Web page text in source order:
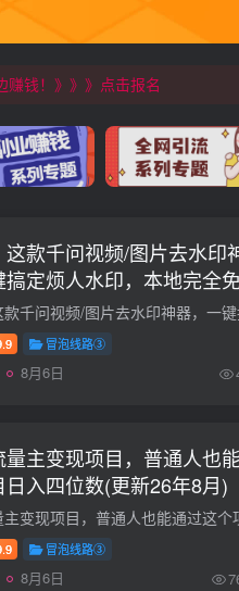
钱！》》》点击报名
赚钱！》》》点击报名
赚钱！》》》点击报名
这款千问视频/图片去水印
定烦人水印，本地完全
展插件
冒泡线路③
8月6日
量主变现项目，普通人也
入四位数(更新26年8月)
冒泡线路③
8月6日